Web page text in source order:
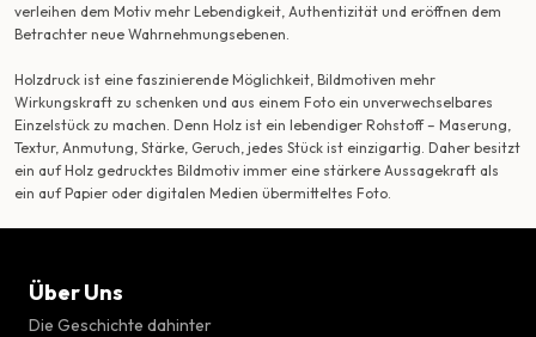
verleihen dem Motiv mehr Lebendigkeit, Authentizität und eröffnen dem
Betrachter neue Wahrnehmungsebenen.
Holzdruck ist eine faszinierende Möglichkeit, Bildmotiven mehr
Wirkungskraft zu schenken und aus einem Foto ein unverwechselbares
Einzelstück zu machen. Denn Holz ist ein lebendiger Rohstoff – Maserung,
Textur, Anmutung, Stärke, Geruch, jedes Stück ist einzigartig. Daher besitzt
ein auf Holz gedrucktes Bildmotiv immer eine stärkere Aussagekraft als
ein auf Papier oder digitalen Medien übermitteltes Foto.
Über Uns
Die Geschichte dahinter